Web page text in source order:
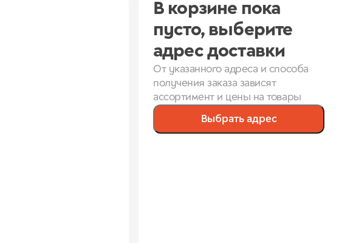
В корзине пока
пусто, выберите
адрес доставки
От указанного адреса и способа
получения заказа зависят
ассортимент и цены на товары
Выбрать адрес